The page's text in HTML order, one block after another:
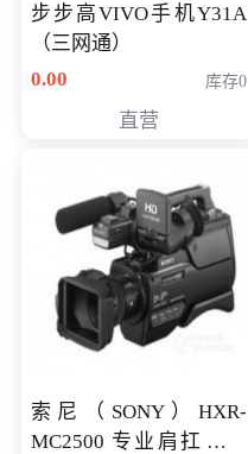
步步高VIVO手机Y31A
（三网通）
0.00
库存0
直营
索尼（SONY）HXR-
MC2500 专业肩扛式存